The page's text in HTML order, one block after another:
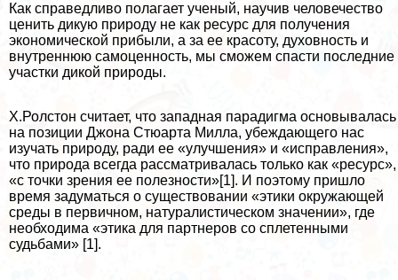
Как справедливо полагает ученый, научив человечество
ценить дикую природу не как ресурс для получения
экономической прибыли, а за ее красоту, духовность и
внутреннюю самоценность, мы сможем спасти последние
участки дикой природы.
Х.Ролстон считает, что западная парадигма основывалась
на позиции Джона Стюарта Милла, убеждающего нас
изучать природу, ради ее «улучшения» и «исправления»,
что природа всегда рассматривалась только как «ресурс»,
«с точки зрения ее полезности»[1]. И поэтому пришло
время задуматься о существовании «этики окружающей
среды в первичном, натуралистическом значении», где
необходима «этика для партнеров со сплетенными
судьбами» [1].